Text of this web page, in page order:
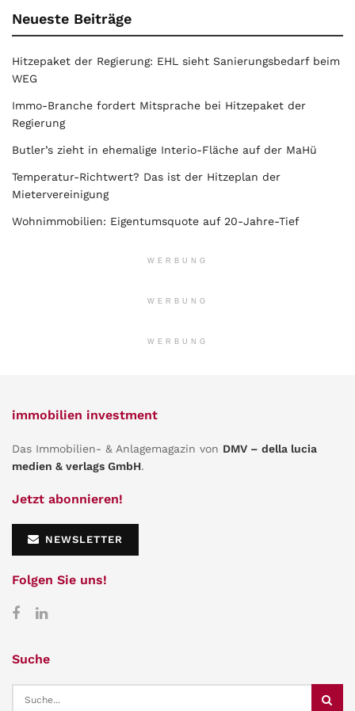
Neueste Beiträge
Hitzepaket der Regierung: EHL sieht Sanierungsbedarf beim
WEG
Immo-Branche fordert Mitsprache bei Hitzepaket der
Regierung
Butler’s zieht in ehemalige Interio-Fläche auf der MaHü
Temperatur-Richtwert? Das ist der Hitzeplan der
Mietervereinigung
Wohnimmobilien: Eigentumsquote auf 20-Jahre-Tief
WERBUNG
WERBUNG
WERBUNG
immobilien investment
Das Immobilien- & Anlagemagazin von DMV – della lucia
medien & verlags GmbH.
Jetzt abonnieren!
NEWSLETTER
Folgen Sie uns!
Suche